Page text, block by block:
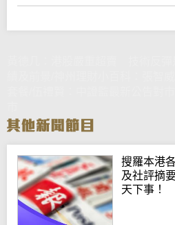
搜羅本港
及社評摘
天下事！